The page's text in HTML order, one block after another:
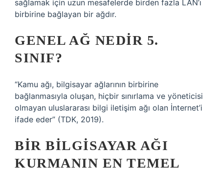
sağlamak için uzun mesafelerde birden fazla LAN’ı
birbirine bağlayan bir ağdır.
GENEL AĞ NEDIR 5.
SINIF?
“Kamu ağı, bilgisayar ağlarının birbirine
bağlanmasıyla oluşan, hiçbir sınırlama ve yöneticisi
olmayan uluslararası bilgi iletişim ağı olan İnternet’i
ifade eder” (TDK, 2019).
BIR BILGISAYAR AĞI
KURMANIN EN TEMEL